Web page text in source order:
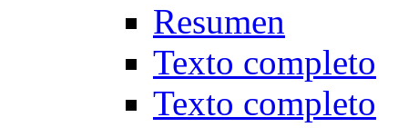
Resumen
Texto completo
Texto completo